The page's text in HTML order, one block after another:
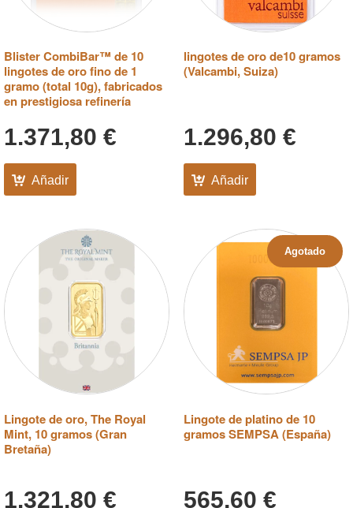
Blister CombiBar™ de 10
lingotes de oro fino de 1
gramo (total 10g), fabricados
en prestigiosa refinería
1.371,80 €
Añadir
lingotes de oro de10 gramos
(Valcambi, Suiza)
1.296,80 €
Añadir
Lingote de oro, The Royal
Mint, 10 gramos (Gran
Bretaña)
1.321,80 €
Lingote de platino de 10
gramos SEMPSA (España)
Agotado
565,60 €